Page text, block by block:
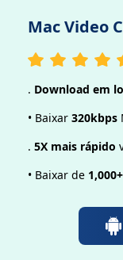
Mac Video
. Download em
• Baixar 320kbps
. 5X mais rápido
• Baixar de